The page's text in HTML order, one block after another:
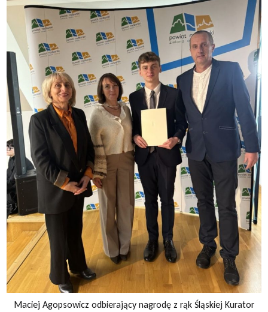
Maciej Agopsowicz odbierający nagrodę z rąk Śląskiej Kurator